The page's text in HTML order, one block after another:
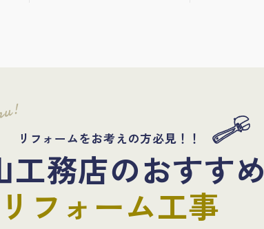
リフォームをお考えの方必見！！
工務店のおすす
リフォーム工事